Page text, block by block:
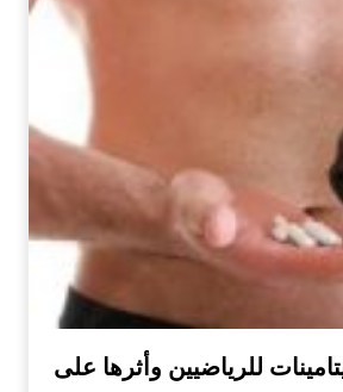
للرياضيين وأثرها على